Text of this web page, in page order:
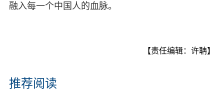
融入每一个中国人的血脉。
【责任编辑：许聃】
推荐阅读